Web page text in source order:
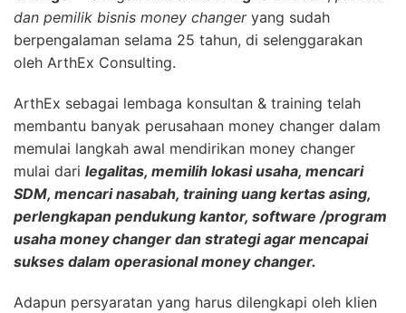
dan pemilik bisnis money changeryang sudah
berpengalaman selama 25 tahun, di selenggarakan
oleh ArthEx Consulting.
ArthEx sebagai lembaga konsultan & training telah
membantu banyak perusahaan money changer dalam
memulai langkah awal mendirikan money changer
mulai dari legalitas, memilih lokasi usaha, mencari
SDM, mencari nasabah, training uang kertas asing,
perlengkapan pendukung kantor, software /program
usaha money changer dan strategi agar mencapai
sukses dalam operasional money changer.
Adapun persyaratan yang harus dilengkapi oleh klien